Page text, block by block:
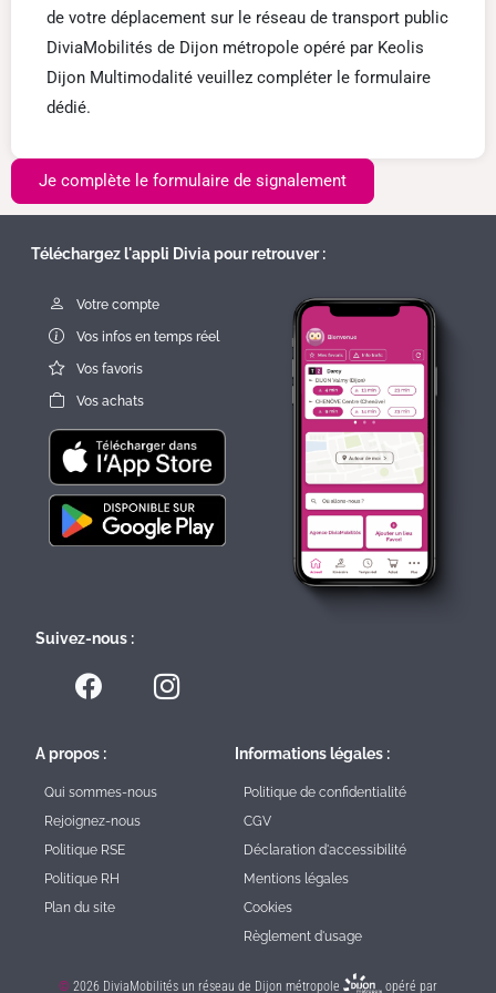
de votre déplacement sur le réseau de transport public
DiviaMobilités de Dijon métropole opéré par Keolis
Dijon Multimodalité veuillez compléter le formulaire
dédié.
Je complète le formulaire de signalement
Téléchargez l'appli Divia pour retrouver :
Votre compte
Vos infos en temps réel
Vos favoris
Vos achats
Suivez-nous :
A propos :
Qui sommes-nous
Rejoignez-nous
Politique RSE
Politique RH
Plan du site
Informations légales :
Politique de confidentialité
CGV
Déclaration d'accessibilité
Mentions légales
Cookies
Règlement d'usage
© 2026 DiviaMobilités un réseau de Dijon métropole opéré par